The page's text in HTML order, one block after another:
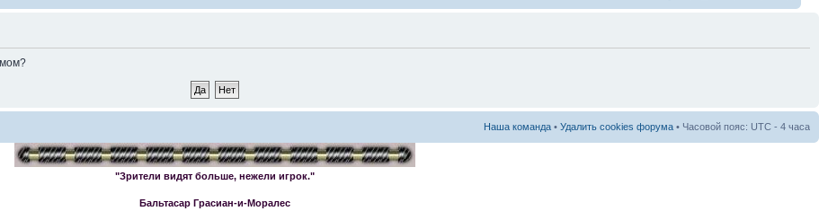
Наша команда • Удалить cookies форума • Часовой пояс: UTC - 4 часа
"Зрители видят больше, нежели игрок."
Бальтасар Грасиан-и-Моралес